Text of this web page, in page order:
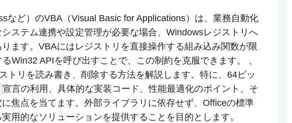
など）のVBA（Visual Basic for Applications）は、業務自動化
ステム連携や設定管理が必要な場合、Windowsレジストリへ
ます。VBAにはレジストリを直接操作する組み込み関数が限
Win32 APIを呼び出すことで、この制約を克服できます。 、
トリを読み書き、削除する方法を解説します。特に、64ビッ
宣言の利用、具体的な実装コード、性能最適化のポイント、そ
焦点を当てます。外部ライブラリに依存せず、Officeの標準
用的なソリューションを提供することを目的とします。